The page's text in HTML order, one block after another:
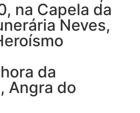
na Capela da
Neves,
da
Angra do